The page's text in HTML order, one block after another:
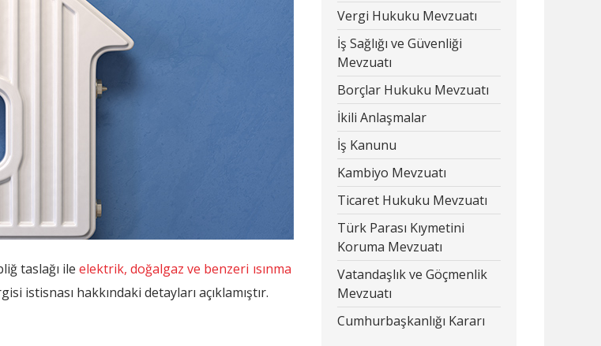
taslağı ileelektrik, doğalgaz ve benzeri ısınma
istisnası hakkındaki detayları açıklamıştır.
Vergi Hukuku Mevzuatı
İş Sağlığı ve Güvenliği
Mevzuatı
Borçlar Hukuku Mevzuatı
İkili Anlaşmalar
İş Kanunu
Kambiyo Mevzuatı
Ticaret Hukuku Mevzuatı
Türk Parası Kıymetini
Koruma Mevzuatı
Vatandaşlık ve Göçmenlik
Mevzuatı
Cumhurbaşkanlığı Kararı